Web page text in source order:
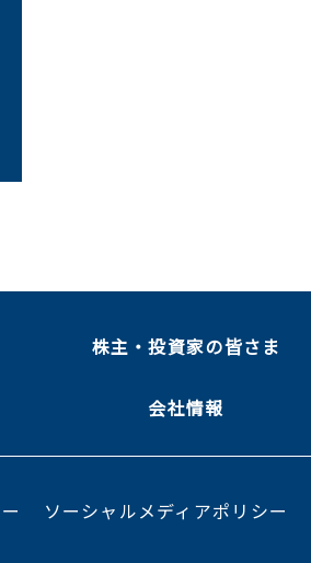
株主・投資家の皆さま
会社情報
ソーシャルメディアポリシー